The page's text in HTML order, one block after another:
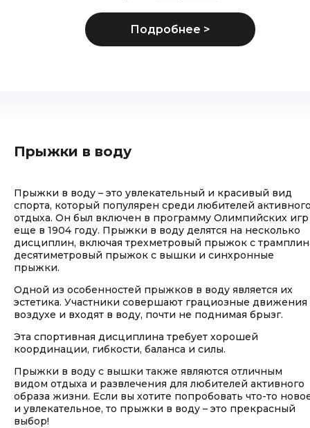
Прыжки в воду
Прыжки в воду – это увлекательный и красивый вид
спорта, который популярен среди любителей
отдыха. Он был включен в программу Олимпийских игр
еще в 1904 году. Прыжки в воду делятся на несколько
дисциплин, включая трехметровый прыжок с
десятиметровый прыжок с вышки и синхронные
прыжки.
Одной из особенностей прыжков в воду является их
эстетика. Участники совершают грациозные движения
воздухе и входят в воду, почти не поднимая брызг.
Эта спортивная дисциплина требует хорошей
координации, гибкости, баланса и силы.
Прыжки в воду с вышки также являются отличным
видом отдыха и развлечения для любителей активного
образа жизни. Если вы хотите попробовать что-то
и увлекательное, то прыжки в воду – это прекрасный
выбор!